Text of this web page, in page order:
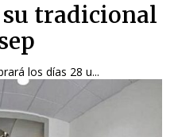
su tradicional
los días 28 u...